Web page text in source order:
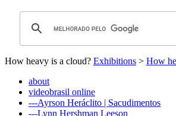
How heavy is a cloud? Exhibitions > How
about
videobrasil online
---Ayrson Heráclito | Sacudimentos
---Lynn Hershman Leeson